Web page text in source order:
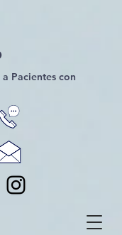
Pacientes con